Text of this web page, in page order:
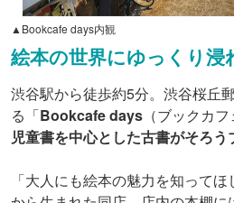
▲Bookcafe days内観
絵本の世界にゆっくり浸
渋谷駅から徒歩約5分。渋谷桜丘
る「Bookcafe days （ブックカ
児童書を中心とした古書がそろう
「大人にも絵本の魅力を知って